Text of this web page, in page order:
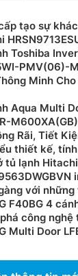
tạo sự
Toshiba
PMV(06)-
Minh
Aqua Multi
Rãi, Tiết
thiết kế,
tủ lạnh Hitachi
với
F40BG 4
công
Multi Door